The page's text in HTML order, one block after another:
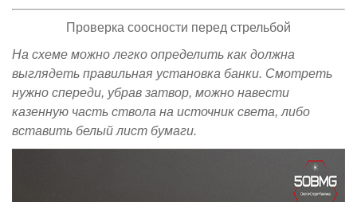
Проверка соосности перед стрельбой
На схеме можно легко определить как должна
выглядеть правильная установка банки. Смотреть
нужно спереди, убрав затвор, можно навести
казенную часть ствола на источник света, либо
вставить белый лист бумаги.